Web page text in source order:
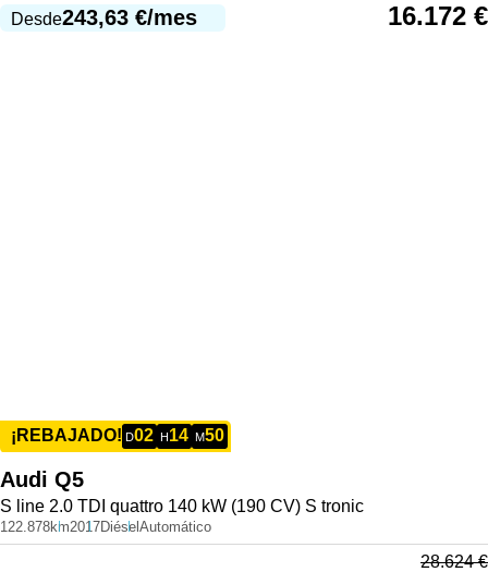
Desde243,63 €/mes 16.172 €
¡REBAJADO! D02 H14 M50
Audi Q5
S line 2.0 TDI quattro 140 kW (190 CV) S tronic
122.878km2017Diésel Automático
28.624€